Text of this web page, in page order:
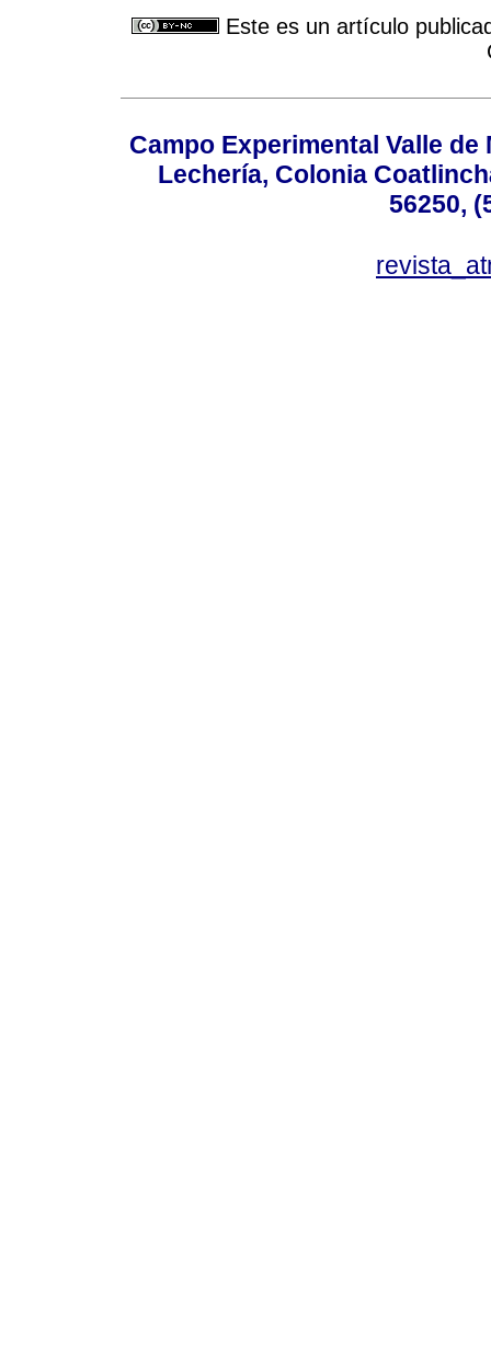
Este es un artículo
Campo Experimental Valle
Lechería, Colonia
56250,